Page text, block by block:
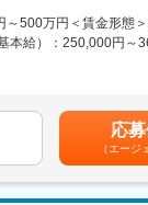
、製品ラインナップは
療用医薬品だけでなく
、診断、検査、治療、
社以上のメーカーか
まれる特殊な素材。
添加する元素によって
様のニーズをヒアリン
～500万円＜賃金形態
本給）：250,000円～
手当を含めた表記です
応
（エージ